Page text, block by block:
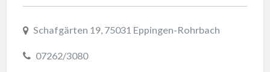
Schafgärten 19, 75031 Eppingen-Rohrbach
07262/3080